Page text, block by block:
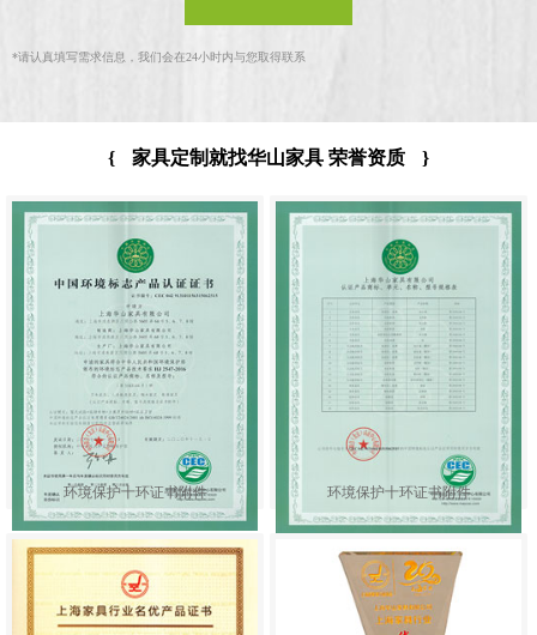
*请认真填写需求信息，我们会在24小时内与您取得联系
{ 家具定制就找华山家具 荣誉资质 }
环境保护十环证书附件 环境保护十环证书附件